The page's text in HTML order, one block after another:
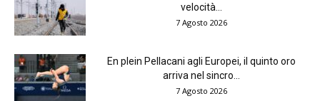
velocità...
7 Agosto 2026
En plein Pellacani agli Europei, il quinto oro
arriva nel sincro...
7 Agosto 2026